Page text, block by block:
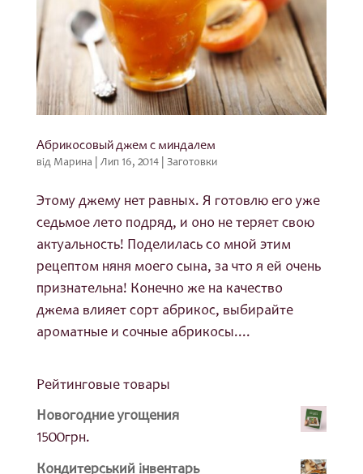
Абрикосовый джем с миндалем
від Марина Лип 16, 2014| Заготовки
Этому джему нет равных. Я готовлю его уже
седьмое лето подряд, и оно не теряет свою
актуальность! Поделилась со мной этим
рецептом няня моего сына, за что я ей очень
признательна! Конечно же на качество
джема влияет сорт абрикос, выбирайте
ароматные и сочные абрикосы....
Рейтинговые товары
Новогодние угощения
1500грн.
Кондитерський інвентарь